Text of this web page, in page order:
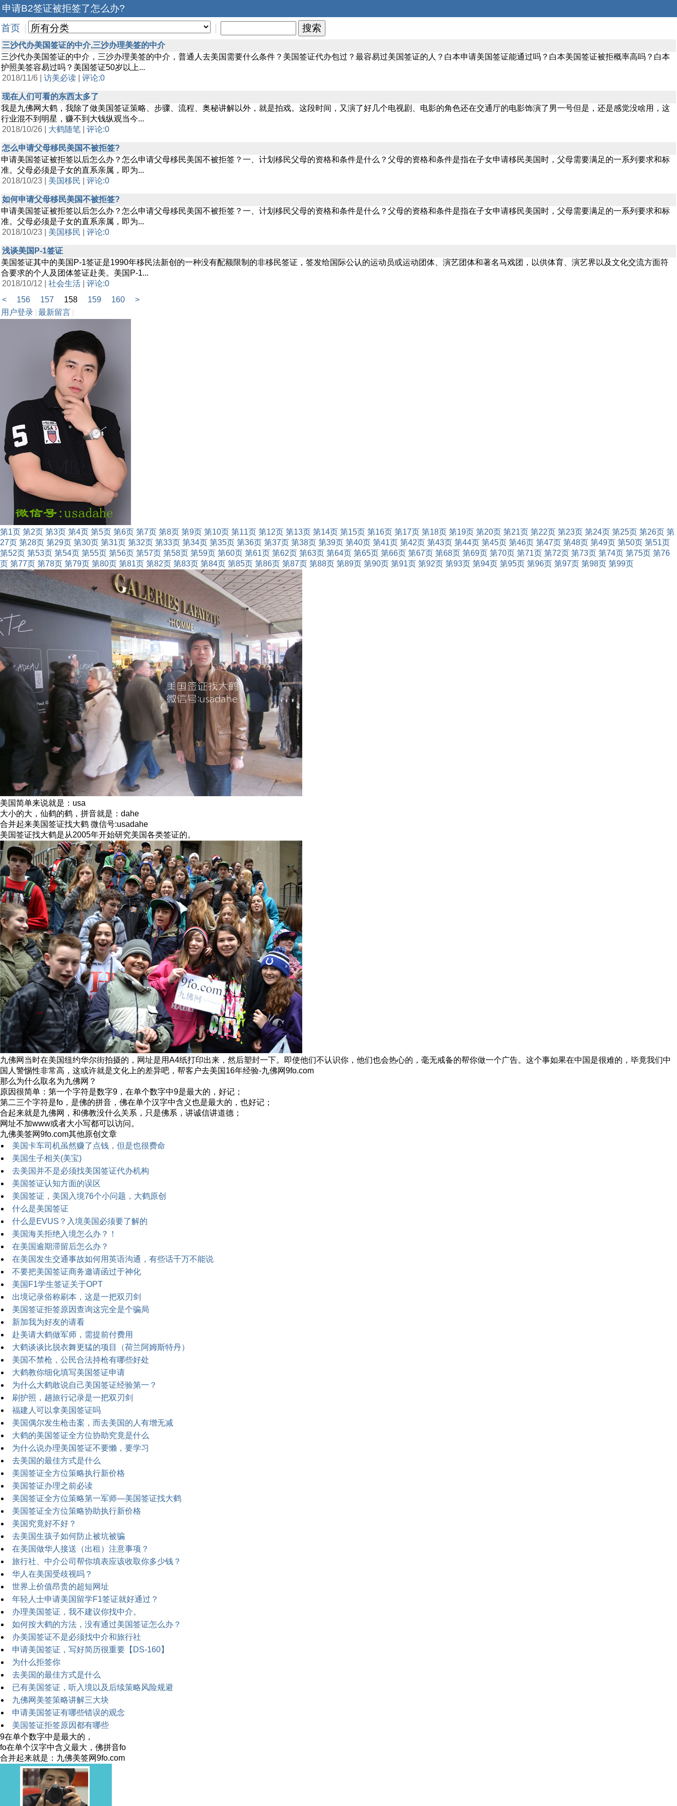
申请B2签证被拒签了怎么办?
首页
三沙代办美国签证的中介,三沙办理美签的中介
三沙代办美国签证的中介，三沙办理美签的中介，普通人去美国需要什么条件？美国签证代办包过？最容易过美国签证的人？白本申请美国签证能通过吗？白本美国签证被拒概率高吗？白本
护照美签容易过吗？美国签证50岁以上...
2018/11/6 | 访美必读 评论:0
现在人们可看的东西太多了
我是九佛网大鹤，我除了做美国签证策略、步骤、流程、奥秘讲解以外，就是拍戏。这段时间，又演了好几个电视剧、电影的角色还在交通厅的电影饰演了男一号但是，还是感觉没啥用，这
行业混不到明星，赚不到大钱纵观当今...
2018/10/26 | 大鹤随笔 评论:0
怎么申请父母移民美国不被拒签?
申请美国签证被拒签以后怎么办？怎么申请父母移民美国不被拒签？一、计划移民父母的资格和条件是什么？父母的资格和条件是指在子女申请移民美国时，父母需要满足的一系列要求和标
准。父母必须是子女的直系亲属，即为...
2018/10/23 | 美国移民 评论:0
如何申请父母移民美国不被拒签?
申请美国签证被拒签以后怎么办？怎么申请父母移民美国不被拒签？一、计划移民父母的资格和条件是什么？父母的资格和条件是指在子女申请移民美国时，父母需要满足的一系列要求和标
准。父母必须是子女的直系亲属，即为...
2018/10/23 | 美国移民 评论:0
浅谈美国P-1签证
美国签证其中的美国P-1签证是1990年移民法新创的一种没有配额限制的非移民签证，签发给国际公认的运动员或运动团体、演艺团体和著名马戏团，以供体育、演艺界以及文化交流方面符
合要求的个人及团体签证赴美。美国P-1...
2018/10/12 | 社会生活
评论:0
<
156 157 158 159 160
>
用户登录 最新留言
第1页 第2页 第3页 第4页 第5页 第6页 第7页 第8页 第9页 第10页 第11页 第12页 第13页 第14页 第15页 第16页 第17页 第18页 第19页 第20页 第21页 第22页 第23页 第24页 第25页 第26页 第
27页 第28页 第29页 第30页 第31页 第32页 第33页 第34页 第35页 第36页 第37页 第38页 第39页 第40页 第41页 第42页 第43页 第44页 第45页 第46页 第47页 第48页 第49页 第50页 第51页
第52页 第53页 第54页 第55页 第56页 第57页 第58页 第59页 第60页 第61页 第62页 第63页 第64页 第65页 第66页 第67页 第68页 第69页 第70页 第71页 第72页 第73页 第74页 第75页 第76
页 第77页 第78页 第79页 第80页 第81页 第82页 第83页 第84页 第85页 第86页 第87页 第88页 第89页 第90页 第91页 第92页 第93页 第94页 第95页 第96页 第97页 第98页 第99页
美国简单来说就是：usa
大小的大，仙鹤的鹤，拼音就是：dahe
合并起来美国签证找大鹤 微信号:usadahe
美国签证找大鹤是从2005年开始研究美国各类签证的。
九佛网当时在美国纽约华尔街拍摄的，网址是用A4纸打印出来，然后塑封一下。即使他们不认识你，他们也会热心的，毫无戒备的帮你做一个广告。这个事如果在中国是很难的，毕竟我们中
国人警惕性非常高，这或许就是文化上的差异吧，帮客户去美国16年经验-九佛网9fo.com
那么为什么取名为九佛网？
原因很简单：第一个字符是数字9，在单个数字中9是最大的，好记；
第二三个字符是fo，是佛的拼音，佛在单个汉字中含义也是最大的，也好记；
合起来就是九佛网，和佛教没什么关系，只是佛系，讲诚信讲道德；
网址不加www或者大小写都可以访问。
九佛美签网9fo.com其他原创文章
美国卡车司机虽然赚了点钱，但是也很费命
美国生子相关(美宝)
去美国并不是必须找美国签证代办机构
美国签证认知方面的误区
美国签证，美国入境76个小问题，大鹤原创
什么是美国签证
什么是EVUS？入境美国必须要了解的
美国海关拒绝入境怎么办？！
在美国逾期滞留后怎么办？
在美国发生交通事故如何用英语沟通，有些话千万不能说
不要把美国签证商务邀请函过于神化
美国F1学生签证关于OPT
出境记录俗称刷本，这是一把双刃剑
美国签证拒签原因查询这完全是个骗局
新加我为好友的请看
赴美请大鹤做军师，需提前付费用
大鹤谈谈比脱衣舞更猛的项目（荷兰阿姆斯特丹）
美国不禁枪，公民合法持枪有哪些好处
大鹤教你细化填写美国签证申请
为什么大鹤敢说自己美国签证经验第一？
刷护照，趟旅行记录是一把双刃剑
福建人可以拿美国签证吗
美国偶尔发生枪击案，而去美国的人有增无减
大鹤的美国签证全方位协助究竟是什么
为什么说办理美国签证不要懒，要学习
去美国的最佳方式是什么
美国签证全方位策略执行新价格
美国签证办理之前必读
美国签证全方位策略第一军师—美国签证找大鹤
美国签证全方位策略协助执行新价格
美国究竟好不好？
去美国生孩子如何防止被坑被骗
在美国做华人接送（出租）注意事项？
旅行社、中介公司帮你填表应该收取你多少钱？
华人在美国受歧视吗？
世界上价值昂贵的超短网址
年轻人士申请美国留学F1签证就好通过？
办理美国签证，我不建议你找中介。
如何按大鹤的方法，没有通过美国签证怎么办？
办美国签证不是必须找中介和旅行社
申请美国签证，写好简历很重要【DS-160】
为什么拒签你
去美国的最佳方式是什么
已有美国签证，听入境以及后续策略风险规避
九佛网美签策略讲解三大块
申请美国签证有哪些错误的观念
美国签证拒签原因都有哪些
9在单个数字中是最大的，
fo在单个汉字中含义最大，佛拼音fo
合并起来就是：九佛美签网9fo.com